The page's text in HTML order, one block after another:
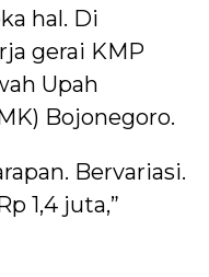
hal. Di
gerai KMP
Upah
Bojonegoro.
Bervariasi.
1,4 juta,”